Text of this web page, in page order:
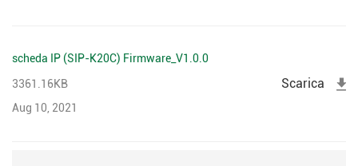
scheda IP (SIP-K20C) Firmware_V1.0.0
3361.16KB
Aug 10, 2021
Scarica